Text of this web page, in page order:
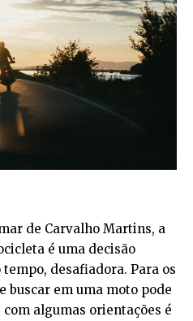
de Carvalho Martins, a
é uma decisão
desafiadora. Para os
buscar em uma moto pode
algumas orientações é